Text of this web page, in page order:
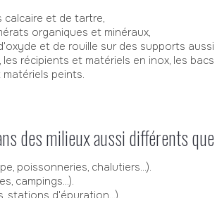
et de tartre,
organiques et minéraux,
et de rouille sur des supports aussi
les récipients et matériels en inox, les
peints.
des milieux aussi différents
poissonneries, chalutiers...).
campings...).